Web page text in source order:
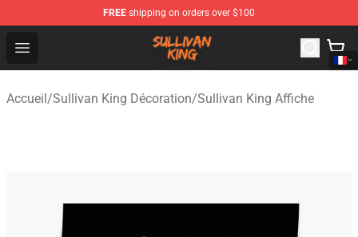
FREE shipping on orders over $100
Open menu
Sullivan King Shop - Official Sullivan King Merchandise
Accueil/Sullivan King Décoration/Sullivan King Affiche